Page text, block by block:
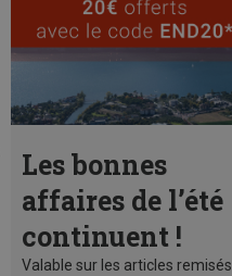
Les bonnes
affaires de l’été
continuent !
Valable sur les articles remisés